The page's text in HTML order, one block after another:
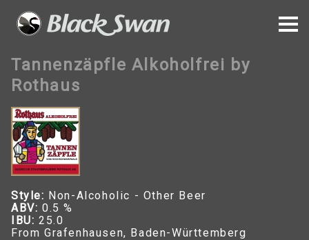
Tannenzäpfle Alkoholfrei by
Rothaus
Style: Non-Alcoholic - Other Beer
ABV: 0.5 %
IBU: 25.0
From Grafenhausen, Baden-Württemberg